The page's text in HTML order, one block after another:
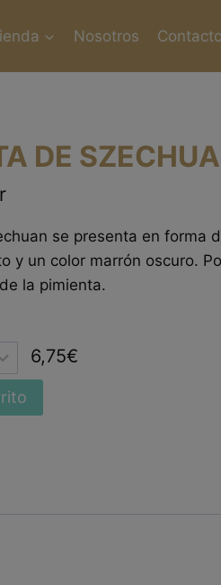
Nosotros Contacto
DE
se presenta en forma
y un color marrón oscuro.
la pimienta.
6,75€